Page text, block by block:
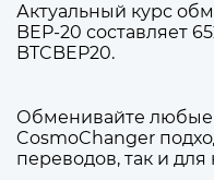
Актуальный курс
BEP-20 составляет
BTCBEP20.
Обменивайте
CosmoChanger
переводов, так и